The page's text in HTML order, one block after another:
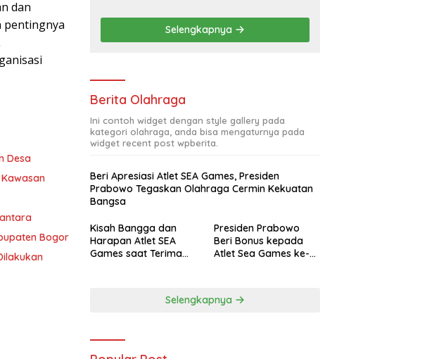
dan
pentingnya
Desa
Bogor
Selengkapnya
Berita Olahraga
Ini contoh widget dengan style gallery pada
kategori olahraga, anda bisa mengaturnya pada
widget recent post wpberita.
Beri Apresiasi Atlet SEA Games, Presiden
Prabowo Tegaskan Olahraga Cermin Kekuatan
Bangsa
Kisah Bangga dan
Harapan Atlet SEA
Games saat Terima
Presiden Prabowo
Beri Bonus kepada
Atlet Sea Games ke-
Selengkapnya